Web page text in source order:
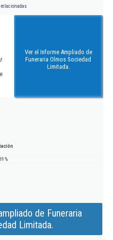
Ver el Informe Ampliado de
Funeraria Olmos Sociedad
Limitada.
%
de Funeraria
Limitada.